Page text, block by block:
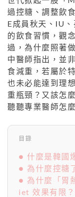
過控糖、調整飲
E成員秋天、IU
的飲食習慣，觀
過，為什麼照著
中醫師指出，並
食減重，若屬於
也未必能達到理
重瓶頸？又該怎
聽聽專業醫師怎麼
目錄
● 什麼是韓國
● 為什麼控糖
● 為什麼「胃
iet 效果有限？